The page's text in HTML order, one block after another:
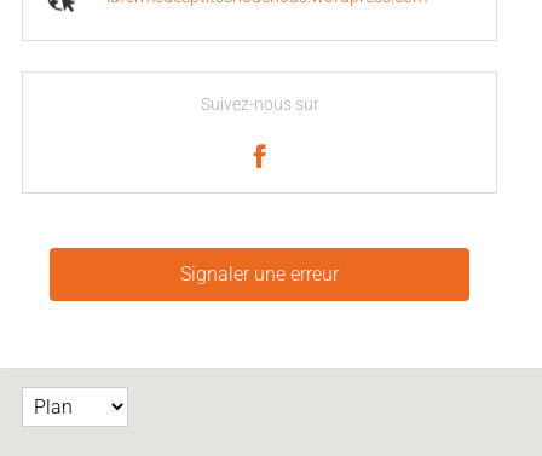
Suivez-nous sur
Signaler une erreur